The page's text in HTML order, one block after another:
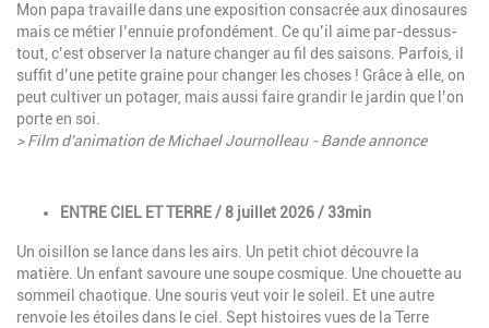
Mon papa travaille dans une exposition consacrée aux dinosaures
mais ce métier l’ennuie profondément. Ce qu’il aime par-dessus-
tout, c’est observer la nature changer au fil des saisons. Parfois, il
suffit d’une petite graine pour changer les choses ! Grâce à elle, on
peut cultiver un potager, mais aussi faire grandir le jardin que l’on
porte en soi.
> Film d'animation de Michael Journolleau - Bande annonce
DescriptionENTRE CIEL ET TERRE / 8 juillet 2026 / 33min
Un oisillon se lance dans les airs. Un petit chiot découvre la
matière. Un enfant savoure une soupe cosmique. Une chouette au
sommeil chaotique. Une souris veut voir le soleil. Et une autre
renvoie les étoiles dans le ciel. Sept histoires vues de la Terre